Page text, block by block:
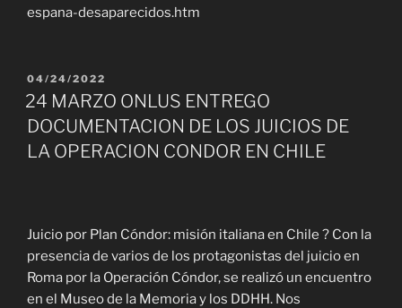
espana-desaparecidos.htm
PUBLICADO
EL
04/24/2022
24 MARZO ONLUS ENTREGO
DOCUMENTACION DE LOS JUICIOS DE
LA OPERACION CONDOR EN CHILE
Juicio por Plan Cóndor: misión italiana en Chile ? Con la
presencia de varios de los protagonistas del juicio en
Roma por la Operación Cóndor, se realizó un encuentro
en el Museo de la Memoria y los DDHH. Nos